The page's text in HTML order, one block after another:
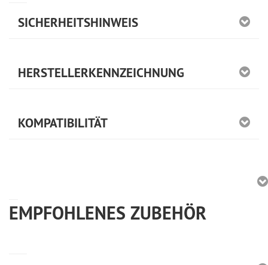
SICHERHEITSHINWEIS
HERSTELLERKENNZEICHNUNG
KOMPATIBILITÄT
EMPFOHLENES ZUBEHÖR